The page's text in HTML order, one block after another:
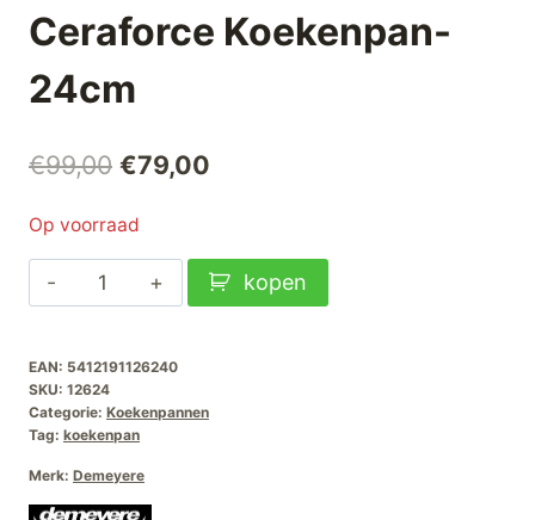
Ceraforce Koekenpan-
24cm
€99,00 Oorspronkelijke
€99,00.
€79,00
€79,00.
Op voorraad
Demeyere
Alu-
5
Ceraforce
Koekenpan-
24cm
aantal
kopen
EAN: 5412191126240
SKU: 12624
Categorie: Koekenpannen
Tag: koekenpan
Merk: Demeyere